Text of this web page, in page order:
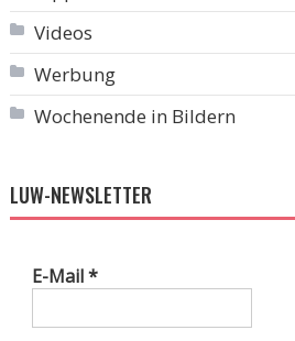
Videos
Werbung
Wochenende in Bildern
LUW-NEWSLETTER
E-Mail*